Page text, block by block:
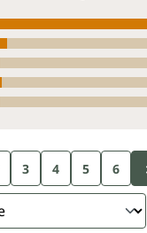
3 4 5 6